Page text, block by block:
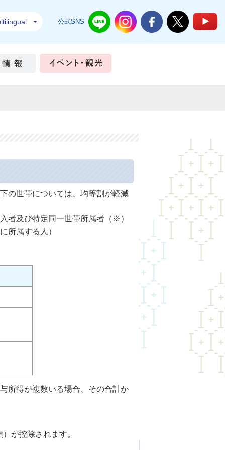
公式SNS 結城市公式LINE結城市公式Instagram
結城市公式Facebook
結城市公式
づくり 市政情報
の世帯については、均等割が軽減
者及び特定同一世帯所属者（※）
所属する人）
所得が複数いる場合、その合計か
が控除されます。